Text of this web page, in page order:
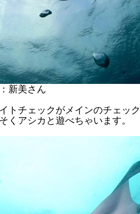
新美さん
トチェックがメインのチェッ
くアシカと遊べちゃいます。